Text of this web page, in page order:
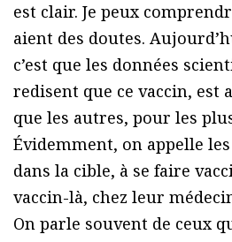
est clair. Je peux
aient des doutes.
c’est que les données
redisent que ce vaccin, est
que les autres, pour les
Évidemment, on appelle
dans la cible, à se faire
vaccin-là, chez leur
On parle souvent de ceux